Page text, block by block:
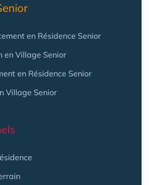
en Résidence Senior
en Village Senior
en Résidence Senior
Village Senior